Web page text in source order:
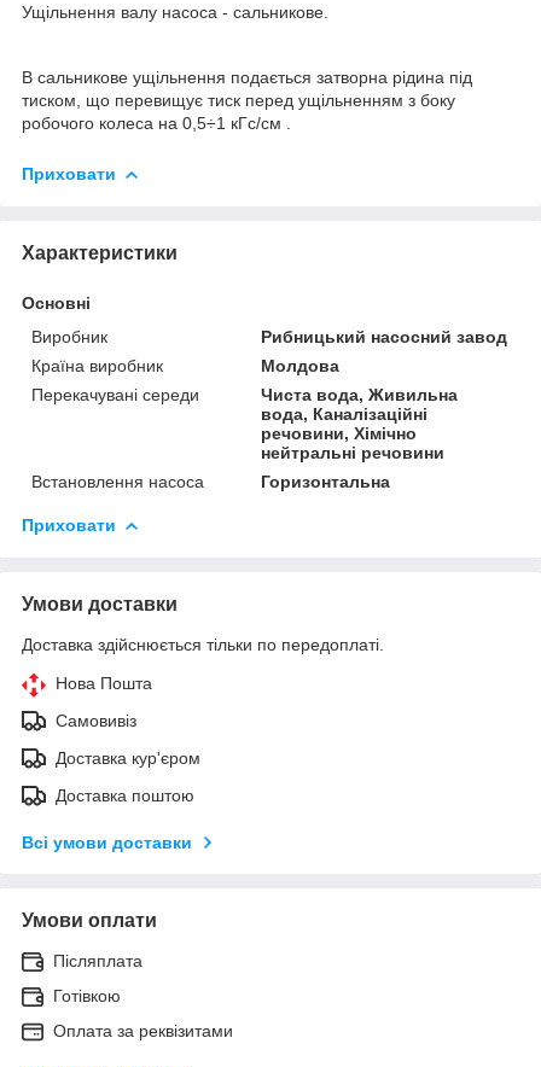
Ущільнення валу насоса - сальникове.
В сальникове ущільнення подається затворна рідина під
тиском, що перевищує тиск перед ущільненням з боку
робочого колеса на 0,5÷1 кГс/см .
Приховати
Характеристики
Основні
Виробник
Рибницький насосний завод
Країна виробник
Молдова
Перекачувані середи
Чиста вода, Живильна
вода, Каналізаційні
речовини, Хімічно
нейтральні речовини
Встановлення насоса
Горизонтальна
Приховати
Умови доставки
Доставка здійснюється тільки по передоплаті.
Нова Пошта
Самовивіз
Доставка кур'єром
Доставка поштою
Всі умови доставки
Умови оплати
Післяплата
Готівкою
Оплата за реквізитами